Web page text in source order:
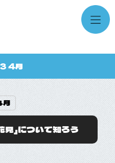
4月
見」について知ろう